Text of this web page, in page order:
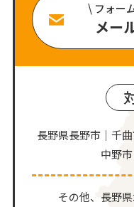
\ フォー
メー
長野県長野市｜千
中野
その他、⻑野